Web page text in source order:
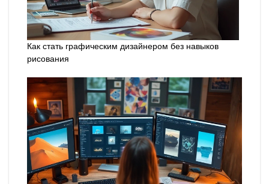
Как стать графическим дизайнером без навыков
рисования